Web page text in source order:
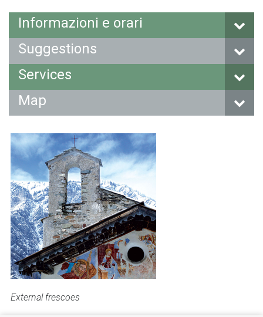
Informazioni e orari
Suggestions
Services
Map
External frescoes